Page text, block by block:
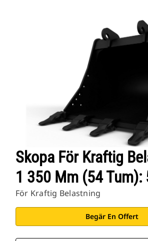
Skopa För Kraftig
1 350 Mm (54 Tum):
För Kraftig Belastning
Begär En Offert